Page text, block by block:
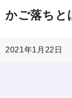
かご落ちと
2021年1月22日